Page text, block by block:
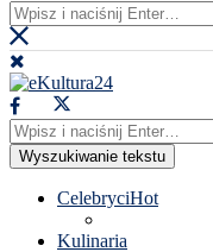
Wyszukiwanie tekstu
CelebryciHot
Kulinaria